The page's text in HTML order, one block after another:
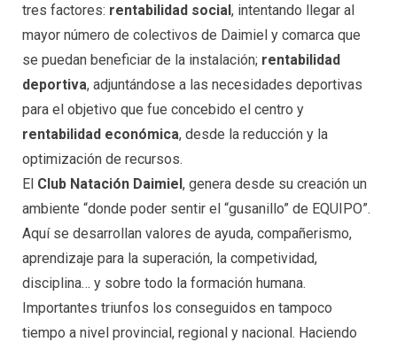
tres factores: rentabilidad social, intentando llegar al
mayor número de colectivos de Daimiel y comarca que
se puedan beneficiar de la instalación; rentabilidad
deportiva, adjuntándose a las necesidades deportivas
para el objetivo que fue concebido el centro y
rentabilidad económica, desde la reducción y la
optimización de recursos.
El Club Natación Daimiel, genera desde su creación un
ambiente “donde poder sentir el “gusanillo” de EQUIPO”.
Aquí se desarrollan valores de ayuda, compañerismo,
aprendizaje para la superación, la competividad,
disciplina… y sobre todo la formación humana.
Importantes triunfos los conseguidos en tampoco
tiempo a nivel provincial, regional y nacional. Haciendo